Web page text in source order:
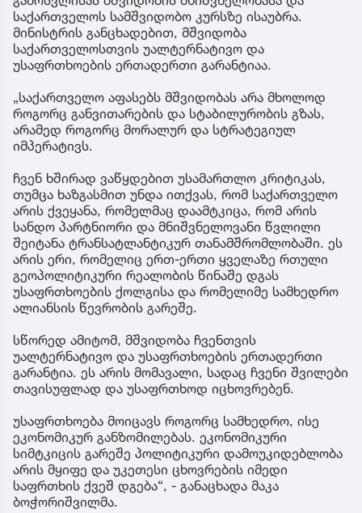
საქართველოს სამშვიდობო კურსზე ისაუბრა.
მინისტრის განცხადებით, მშვიდობა
საქართველოსთვის უალტერნატივო და
უსაფრთხოების ერთადერთი გარანტიაა.
„საქართველო აფასებს მშვიდობას არა მხოლოდ
როგორც განვითარების და სტაბილურობის გზას,
არამედ როგორც მორალურ და სტრატეგიულ
იმპერატივს.
ჩვენ ხშირად ვაწყდებით უსამართლო კრიტიკას,
თუმცა ხაზგასმით უნდა ითქვას, რომ საქართველო
არის ქვეყანა, რომელმაც დაამტკიცა, რომ არის
სანდო პარტნიორი და მნიშვნელოვანი წვლილი
შეიტანა ტრანსატლანტიკურ თანამშრომლობაში. ეს
არის ერი, რომელიც ერთ-ერთი ყველაზე რთული
გეოპოლიტიკური რეალობის წინაშე დგას
უსაფრთხოების ქოლგისა და რომელიმე სამხედრო
ალიანსის წევრობის გარეშე.
სწორედ ამიტომ, მშვიდობა ჩვენთვის
უალტერნატივო და უსაფრთხოების ერთადერთი
გარანტია. ეს არის მომავალი, სადაც ჩვენი შვილები
თავისუფლად და უსაფრთხოდ იცხოვრებენ.
უსაფრთხოება მოიცავს როგორც სამხედრო, ისე
ეკონომიკურ განზომილებას. ეკონომიკური
სიმტკიცის გარეშე პოლიტიკური დამოუკიდებლობა
არის მყიფე და უკეთესი ცხოვრების იმედი
საფრთხის ქვეშ დგება“, - განაცხადა მაკა
ბოჭორიშვილმა.